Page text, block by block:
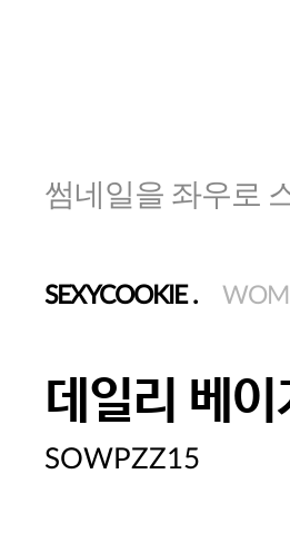
썸네일을 좌우로
SEXYCOOKIE.
데일리 베이
SOWPZZ15